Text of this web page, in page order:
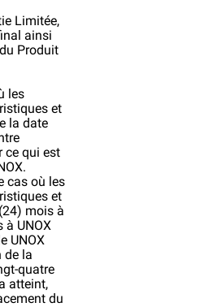
Limitée,
ainsi
Produit
les
et
la date
ce qui est
cas où les
et
mois à
à UNOX
UNOX
de la
quatre
atteint,
du